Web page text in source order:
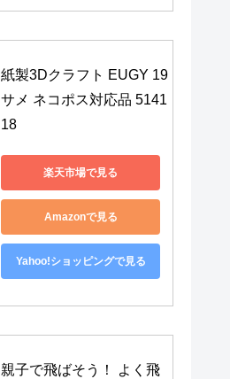
紙製3Dクラフト EUGY 19
サメ ネコポス対応品 5141
18
楽天市場で見る
Amazonで見る
Yahoo!ショッピングで見る
親子で飛ばそう！ よく飛